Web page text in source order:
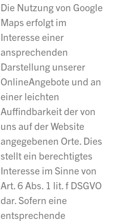
Die Nutzung von Google
Maps erfolgt im
Interesse einer
ansprechenden
Darstellung unserer
OnlineAngebote und an
einer leichten
Auffindbarkeit der von
uns auf der Website
angegebenen Orte. Dies
stellt ein berechtigtes
Interesse im Sinne von
Art. 6 Abs. 1 lit. f DSGVO
dar. Sofern eine
entsprechende